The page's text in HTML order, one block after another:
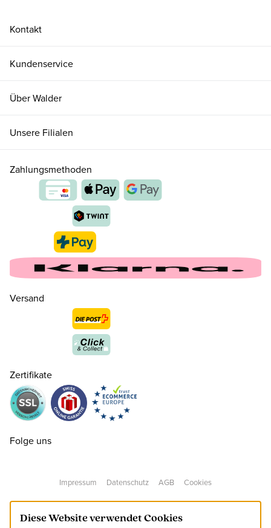
39 CHF 160.00
CHF 160.00
42 CHF 160.00
Kontakt
Kundenservice
Über Walder
Unsere Filialen
Zahlungsmethoden
Versand
Zertifikate
Folge uns
Impressum Datenschutz AGB Cookies
Diese Website verwendet Cookies